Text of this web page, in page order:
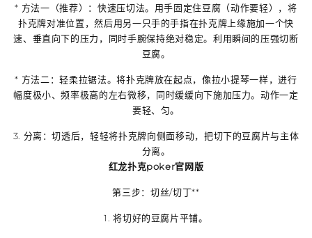
* 方法一（推荐）：快速压切法。用手固定住豆腐（动作要轻），将
扑克牌对准位置，然后用另一只手的手指在扑克牌上缘施加一个快
速、垂直向下的压力 ，同时手腕保持绝对稳定。利用瞬间的压强切断
豆腐。
* 方法二：轻柔拉锯法。将扑克牌放在起点，像拉小提琴一样，进行
幅度极小、频率极高的左右微移，同时缓缓向下施加压力。动作一定
要轻、匀。
3. 分离：切透后，轻轻将扑克牌向侧面移动，把切下的豆腐片与主体
分离。
红龙扑克poker官网版
第三步：切丝/切丁**
1. 将切好的豆腐片平铺。